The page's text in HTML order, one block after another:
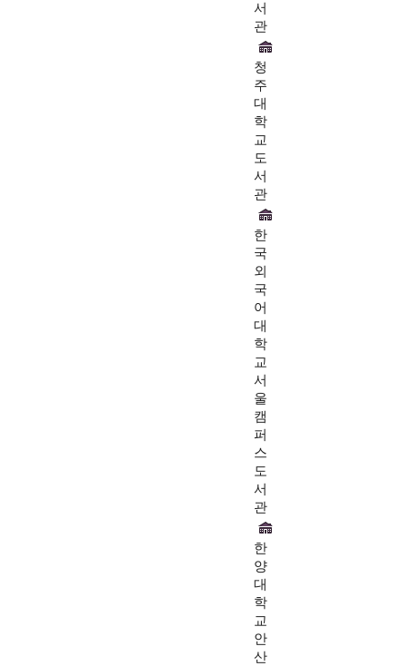
서
관
청
주
대
학
교
도
서
관
한
국
외
국
어
대
학
교
서
울
캠
퍼
스
도
서
관
한
양
대
학
교
안
산